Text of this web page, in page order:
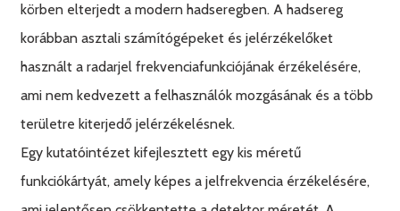
körben elterjedt a modern hadseregben. A hadsereg
korábban asztali számítógépeket és jelérzékelőket
használt a radarjel frekvenciafunkciójának érzékelésére,
ami nem kedvezett a felhasználók mozgásának és a több
területre kiterjedő jelérzékelésnek.
Egy kutatóintézet kifejlesztett egy kis méretű
funkciókártyát, amely képes a jelfrekvencia érzékelésére,